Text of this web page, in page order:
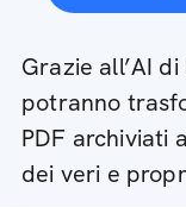
Grazie all’AI
potranno
PDF archiviati
dei veri e